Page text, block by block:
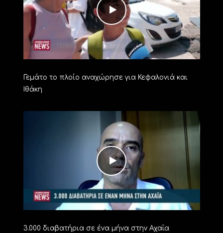
Γεμάτο το πλοίο αναχώρησε για Κεφαλονιά και
Ιθάκη
3.000 διαβατήρια σε ένα μήνα στην Αχαΐα